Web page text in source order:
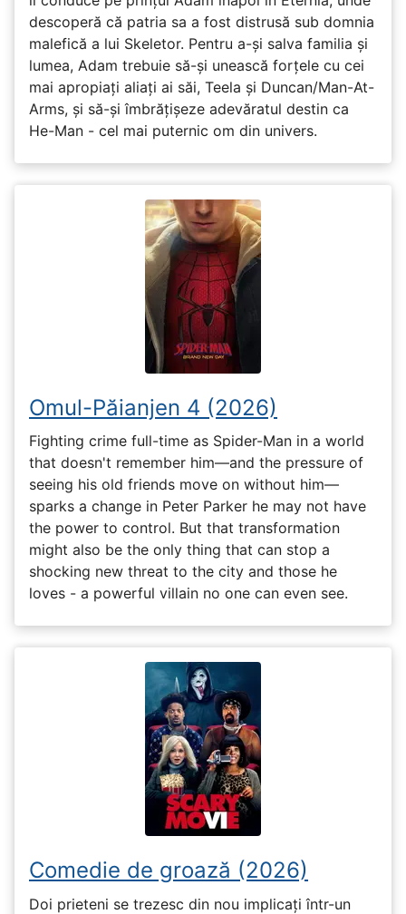
descoperă că patria sa a fost distrusă sub domnia
malefică a lui Skeletor. Pentru a-și salva familia și
lumea, Adam trebuie să-și unească forțele cu cei
mai apropiați aliați ai săi, Teela și Duncan/Man-At-
Arms, și să-și îmbrățișeze adevăratul destin ca
He-Man - cel mai puternic om din univers.
Omul-Păianjen 4 (2026)
Fighting crime full-time as Spider-Man in a world
that doesn't remember him—and the pressure of
seeing his old friends move on without him—
sparks a change in Peter Parker he may not have
the power to control. But that transformation
might also be the only thing that can stop a
shocking new threat to the city and those he
loves - a powerful villain no one can even see.
Comedie de groază (2026)
Doi prieteni se trezesc din nou implicați într-un